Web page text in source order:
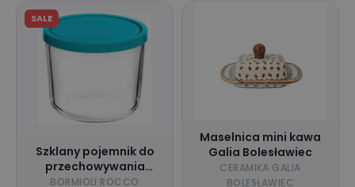
SALE
Szklany pojemnik do
przechowywania
żywności bormioli
BORMIOLI ROCCO
Maselnica mini kawa
Galia Bolesławiec
CERAMIKA GALIA
BOLESŁAWIEC